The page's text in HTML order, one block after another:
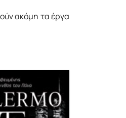
ακόμη τα έργα